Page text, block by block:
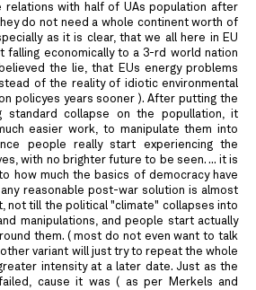
relations with half of UAs population after
do not need a whole continent worth of
as it is clear, that we all here in EU
falling economically to a 3-rd world nation
the lie, that EUs energy problems
of the reality of idiotic environmental
policyes years sooner ). After putting the
standard collapse on the popullation, it
easier work, to manipulate them into
people really start experiencing the
with no brighter future to be seen. ... it is
how much the basics of democracy have
reasonable post-war solution is almost
not till the political "climate" collapses into
manipulations, and people start actually
them. ( most do not even want to talk
other variant will just try to repeat the whole
intensity at a later date. Just as the
cause it was ( as per Merkels and